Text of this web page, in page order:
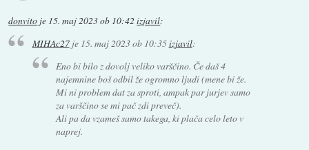
donvito je 15. maj 2023 ob 10:42 izjavil:
MIHAc27je 15. maj 2023 ob 10:35izjavil:
Eno bi bilo z dovolj veliko varščino. Če daš 4
najemnine boš odbil že ogromno ljudi (mene bi že.
Mi ni problem dat za sproti, ampak par jurjev samo
za varščino se mi pač zdi preveč).
Ali pa da vzameš samo takega, ki plača celo leto v
naprej.